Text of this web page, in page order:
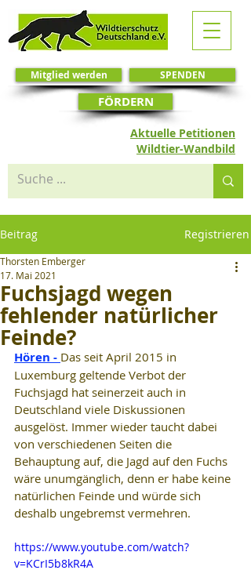
SPENDEN
Mitglied werden
Aktuelle Petitionen
FÖRDERN
Wildtier-Wandbild
Beitrag Registrieren
Fuchsjagd wegen
fehlender natürlicher
Feinde?
Thorsten Emberger
17. Mai 2021
Hören - Das seit April 2015 in
Luxemburg geltende Verbot der
Fuchsjagd hat seinerzeit auch in
Deutschland viele Diskussionen
ausgelöst. Immer wieder taucht dabei
von verschiedenen Seiten die
Behauptung auf, die Jagd auf den Fuchs
wäre unumgänglich, denn er habe keine
natürlichen Feinde und würde sich
deshalb ungebremst vermehren.
https://www.youtube.com/watch?
v=KCrI5b8kR4A